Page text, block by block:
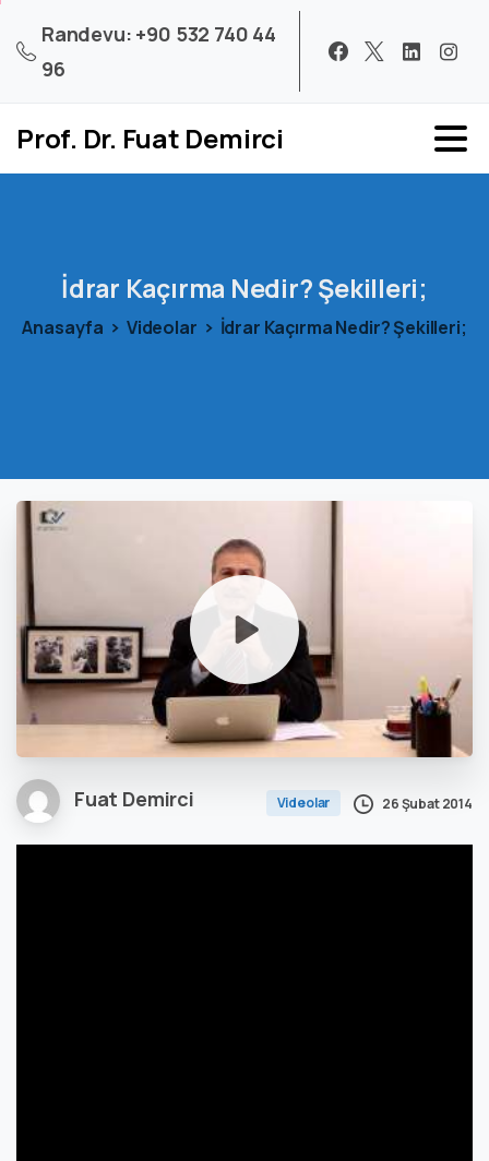
Randevu: +90 532 740 44
96
Prof. Dr. Fuat Demirci
İdrar Kaçırma Nedir?Şekilleri;
Anasayfa Videolar İdrar Kaçırma Nedir? Şekilleri;
Fuat Demirci Videolar 26 Şubat 2014